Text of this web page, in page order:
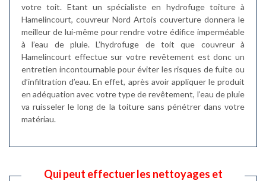
votre toit. Etant un spécialiste en hydrofuge toiture à
Hamelincourt, couvreur Nord Artois couverture donnera le
meilleur de lui-même pour rendre votre édifice imperméable
à l’eau de pluie. L’hydrofuge de toit que couvreur à
Hamelincourt effectue sur votre revêtement est donc un
entretien incontournable pour éviter les risques de fuite ou
d’infiltration d’eau. En effet, après avoir appliquer le produit
en adéquation avec votre type de revêtement, l’eau de pluie
va ruisseler le long de la toiture sans pénétrer dans votre
matériau.
Qui peut effectuer les nettoyages et